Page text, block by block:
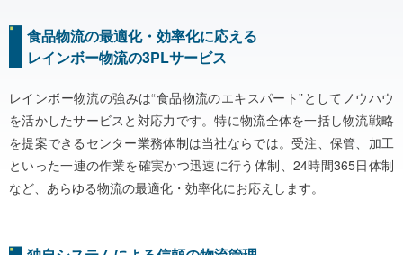
食品物流の最適化・効率化に応える
レインボー物流の3PLサービス
レインボー物流の強みは“食品物流のエキスパート”としてノウハウ
を活かしたサービスと対応力です。特に物流全体を一括し物流戦略
を提案できるセンター業務体制は当社ならでは。受注、保管、加工
といった一連の作業を確実かつ迅速に行う体制、24時間365日体制
など、あらゆる物流の最適化・効率化にお応えします。